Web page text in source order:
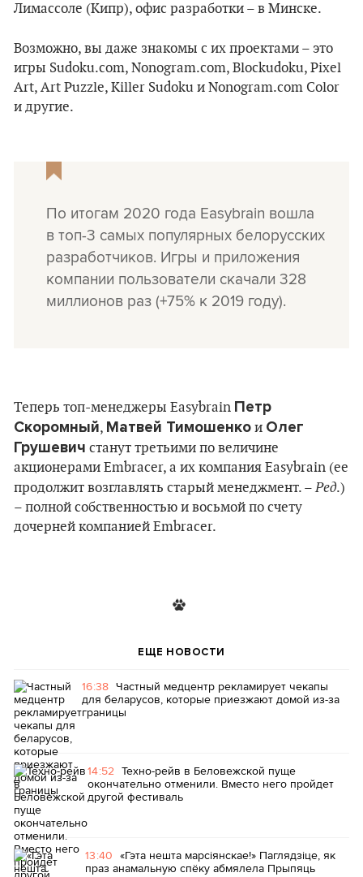
Лимассоле (Кипр), офис разработки – в Минске.
Возможно, вы даже знакомы с их проектами – это
игры Sudoku.com, Nonogram.com, Blockudoku, Pixel
Art, Art Puzzle, Killer Sudoku и Nonogram.com Color
и другие.
По итогам 2020 года Easybrain вошла
в топ-3 самых популярных белорусских
разработчиков. Игры и приложения
компании пользователи скачали 328
миллионов раз (+75% к 2019 году).
Теперь топ-менеджеры Easybrain Петр
Скоромный, Матвей Тимошенко и Олег
Грушевич станут третьими по величине
акционерами Embracer, а их компания Easybrain (ее
продолжит возглавлять старый менеджмент. –Ред.)
– полной собственностью и восьмой по счету
дочерней компанией Embracer.
ЕЩЕ НОВОСТИ
16:38 Частный медцентр рекламирует чекапы
для беларусов, которые приезжают домой из-за
границы
14:52 Техно-рейв в Беловежской пуще
окончательно отменили. Вместо него пройдет
другой фестиваль
13:40 «Гэта нешта марсіянскае!» Паглядзіце, як
праз анамальную спёку абмялела Прыпяць